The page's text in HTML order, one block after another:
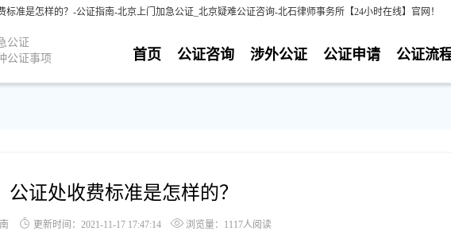
准是怎样的？-公证指南-北京上门加急公证_北京疑难公证咨询-北石律师事务所【24小时在线】官网！
公证
公证事项
公证流
公证申请
涉外公证
公证咨询
首页
证处收费标准是怎样的？
更新时间：2021-11-17 17:47:14 浏览量：1117人阅读